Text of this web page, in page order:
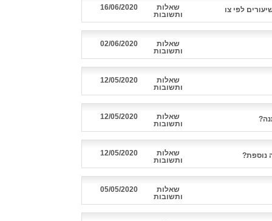
לפי צו 16/06/2020
שאלות
ותשובות
02/06/2020
שאלות
ותשובות
12/05/2020
שאלות
ותשובות
12/05/2020
שאלות
ותשובות
נוספת? 12/05/2020
שאלות
ותשובות
05/05/2020
שאלות
ותשובות